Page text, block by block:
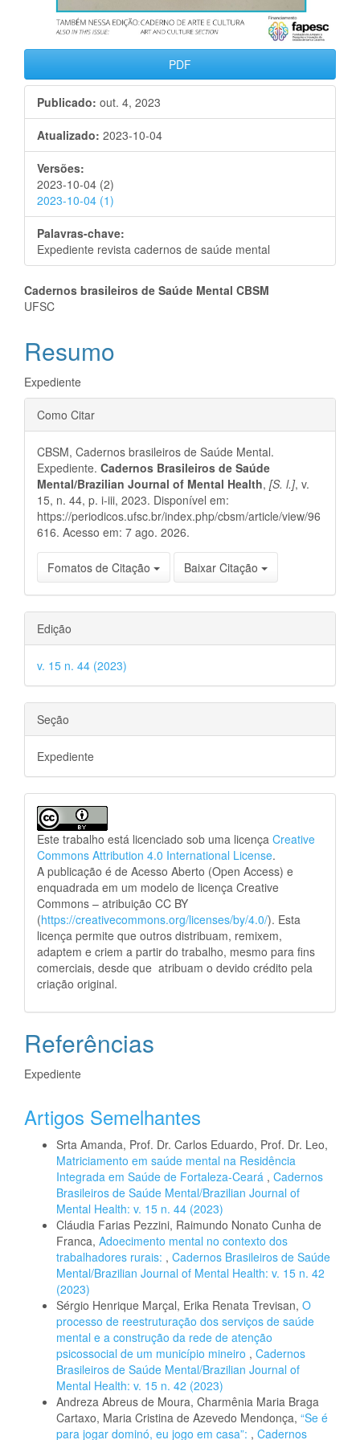
PDF
Publicado: out. 4, 2023
Atualizado: 2023-10-04
Versões:
2023-10-04 (2)
2023-10-04 (1)
Palavras-chave:
Expediente revista cadernos de saúde mental
Conteúdo
artigo
principal
Cadernos brasileiros de Saúde Mental CBSM
UFSC
Resumo
Expediente
Detalhes
do
artigo
Como Citar
CBSM, Cadernos brasileiros de Saúde Mental.
Expediente. Cadernos Brasileiros de Saúde
Mental/Brazilian Journal of Mental Health, [S. l.], v.
15, n. 44, p. i-iii, 2023. Disponível em:
https://periodicos.ufsc.br/index.php/cbsm/article/view/96
616. Acesso em: 7 ago. 2026.
Fomatos de Citação Baixar Citação
Edição
v. 15 n. 44 (2023)
Seção
Expediente
Este trabalho está licenciado sob uma licença Creative
Commons Attribution 4.0 International License.
A publicação é de Acesso Aberto (Open Access) e
enquadrada em um modelo de licença Creative
Commons – atribuição CC BY
(https://creativecommons.org/licenses/by/4.0/). Esta
licença permite que outros distribuam, remixem,
adaptem e criem a partir do trabalho, mesmo para fins
comerciais, desde que atribuam o devido crédito pela
criação original.
Referências
Expediente
Artigos Semelhantes
Srta Amanda, Prof. Dr. Carlos Eduardo, Prof. Dr. Leo,
Matriciamento em saúde mental na Residência
Integrada em Saúde de Fortaleza-Ceará , Cadernos
Brasileiros de Saúde Mental/Brazilian Journal of
Mental Health: v. 15 n. 44 (2023)
Cláudia Farias Pezzini, Raimundo Nonato Cunha de
Franca, Adoecimento mental no contexto dos
trabalhadores rurais: , Cadernos Brasileiros de Saúde
Mental/Brazilian Journal of Mental Health: v. 15 n. 42
(2023)
Sérgio Henrique Marçal, Erika Renata Trevisan, O
processo de reestruturação dos serviços de saúde
mental e a construção da rede de atenção
psicossocial de um município mineiro , Cadernos
Brasileiros de Saúde Mental/Brazilian Journal of
Mental Health: v. 15 n. 42 (2023)
Andreza Abreus de Moura, Charmênia Maria Braga
Cartaxo, Maria Cristina de Azevedo Mendonça, “Se é
para jogar dominó, eu jogo em casa”: , Cadernos